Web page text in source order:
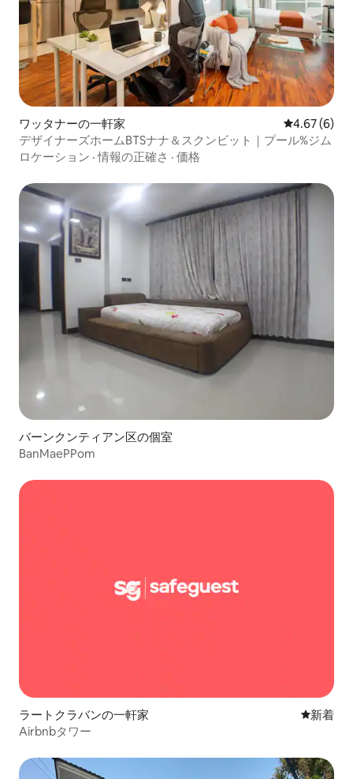
ワッタナーの一軒家 レビュー6
4.67 (6)
デザイナーズホームBTSナナ＆スクンビット｜プール%ジム
ロケーション ·情報の正確さ · 価格
バーンクンティアン区の個室
BanMaePPom
ラートクラバンの一軒家 新しい宿
新着
Airbnbタワー